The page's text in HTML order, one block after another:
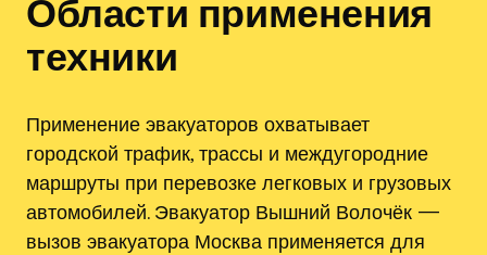
Области применения
техники
Применение эвакуаторов охватывает
городской трафик, трассы и междугородние
маршруты при перевозке легковых и грузовых
автомобилей. Эвакуатор Вышний Волочёк —
вызов эвакуатора Москва применяется для